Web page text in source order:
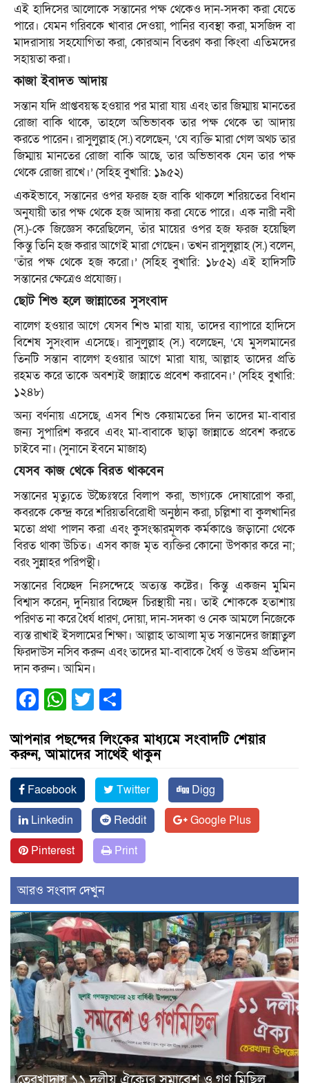
এই হাদিসের আলোকে সন্তানের পক্ষ থেকেও দান-সদকা করা যেতে
পারে। যেমন গরিবকে খাবার দেওয়া, পানির ব্যবস্থা করা, মসজিদ বা
মাদরাসায় সহযোগিতা করা, কোরআন বিতরণ করা কিংবা এতিমদের
সহায়তা করা।
কাজা ইবাদত আদায়
সন্তান যদি প্রাপ্তবয়স্ক হওয়ার পর মারা যায় এবং তার জিম্মায় মানতের
রোজা বাকি থাকে, তাহলে অভিভাবক তার পক্ষ থেকে তা আদায়
করতে পারেন। রাসুলুল্লাহ (স.) বলেছেন, ‘যে ব্যক্তি মারা গেল অথচ তার
জিম্মায় মানতের রোজা বাকি আছে, তার অভিভাবক যেন তার পক্ষ
থেকে রোজা রাখে।’ (সহিহ বুখারি: ১৯৫২)
একইভাবে, সন্তানের ওপর ফরজ হজ বাকি থাকলে শরিয়তের বিধান
অনুযায়ী তার পক্ষ থেকে হজ আদায় করা যেতে পারে। এক নারী নবী
(স.)-কে জিজ্ঞেস করেছিলেন, তাঁর মায়ের ওপর হজ ফরজ হয়েছিল
কিন্তু তিনি হজ করার আগেই মারা গেছেন। তখন রাসুলুল্লাহ (স.) বলেন,
‘তাঁর পক্ষ থেকে হজ করো।’ (সহিহ বুখারি: ১৮৫২) এই হাদিসটি
সন্তানের ক্ষেত্রেও প্রযোজ্য।
ছোট শিশু হলে জান্নাতের সুসংবাদ
বালেগ হওয়ার আগে যেসব শিশু মারা যায়, তাদের ব্যাপারে হাদিসে
বিশেষ সুসংবাদ এসেছে। রাসুলুল্লাহ (স.) বলেছেন, ‘যে মুসলমানের
তিনটি সন্তান বালেগ হওয়ার আগে মারা যায়, আল্লাহ তাদের প্রতি
রহমত করে তাকে অবশ্যই জান্নাতে প্রবেশ করাবেন।’ (সহিহ বুখারি:
১২৪৮)
অন্য বর্ণনায় এসেছে, এসব শিশু কেয়ামতের দিন তাদের মা-বাবার
জন্য সুপারিশ করবে এবং মা-বাবাকে ছাড়া জান্নাতে প্রবেশ করতে
চাইবে না। (সুনানে ইবনে মাজাহ)
যেসব কাজ থেকে বিরত থাকবেন
সন্তানের মৃত্যুতে উচ্চৈঃস্বরে বিলাপ করা, ভাগ্যকে দোষারোপ করা,
কবরকে কেন্দ্র করে শরিয়তবিরোধী অনুষ্ঠান করা, চল্লিশা বা কুলখানির
মতো প্রথা পালন করা এবং কুসংস্কারমূলক কর্মকাণ্ডে জড়ানো থেকে
বিরত থাকা উচিত। এসব কাজ মৃত ব্যক্তির কোনো উপকার করে না;
বরং সুন্নাহর পরিপন্থী।
সন্তানের বিচ্ছেদ নিঃসন্দেহে অত্যন্ত কষ্টের। কিন্তু একজন মুমিন
বিশ্বাস করেন, দুনিয়ার বিচ্ছেদ চিরস্থায়ী নয়। তাই শোককে হতাশায়
পরিণত না করে ধৈর্য ধারণ, দোয়া, দান-সদকা ও নেক আমলে নিজেকে
ব্যস্ত রাখাই ইসলামের শিক্ষা। আল্লাহ তাআলা মৃত সন্তানদের জান্নাতুল
ফিরদাউস নসিব করুন এবং তাদের মা-বাবাকে ধৈর্য ও উত্তম প্রতিদান
দান করুন। আমিন।
Facebook
WhatsApp
Twitter
আপনার পছন্দের লিংকের মাধ্যমে সংবাদটি শেয়ার
করুন, আমাদের সাথেই থাকুন
Facebook Twitter
Digg
Linkedin
Reddit
Google Plus
Pinterest
Print
আরও সংবাদ দেখুন